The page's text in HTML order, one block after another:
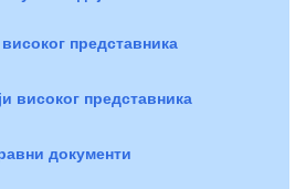
представника
високог представника
документи